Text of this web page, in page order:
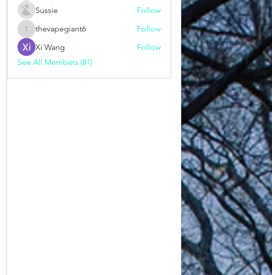
Sussie
Follow
thevapegiant6
thevapegiant6
Follow
Xi Wang
Follow
See All Members (81)